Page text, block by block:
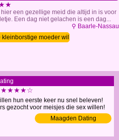
hier een gezellige meid die altijd in is voor
Een dag niet gelachen is een dag...
⚲ Baarle-Nassau
kleinborstige moeder wil
hun eerste keer nu snel beleven!
gezocht voor meisjes die sex willen!
Maagden Dating